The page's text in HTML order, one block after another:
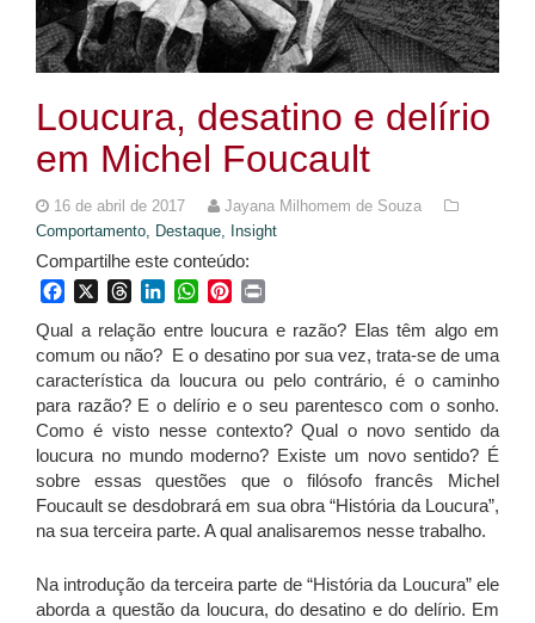
Loucura, desatino e delírio
em Michel Foucault
16 de abril de 2017
Jayana Milhomem de Souza
Comportamento, Destaque, Insight
Compartilhe este conteúdo:
FacebookThreadsLinkedInWhatsApp
Pinterest
Qual a relação entre loucura e razão? Elas têm algo em
comum ou não? E o desatino por sua vez, trata-se de uma
característica da loucura ou pelo contrário, é o caminho
para razão? E o delírio e o seu parentesco com o sonho.
Como é visto nesse contexto? Qual o novo sentido da
loucura no mundo moderno? Existe um novo sentido? É
sobre essas questões que o filósofo francês Michel
Foucault se desdobrará em sua obra “História da Loucura”,
na sua terceira parte. A qual analisaremos nesse trabalho.
Na introdução da terceira parte de “História da Loucura” ele
aborda a questão da loucura, do desatino e do delírio. Em